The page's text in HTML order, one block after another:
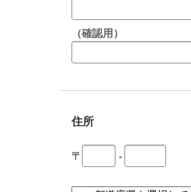
（確認用）
住所
〒 -